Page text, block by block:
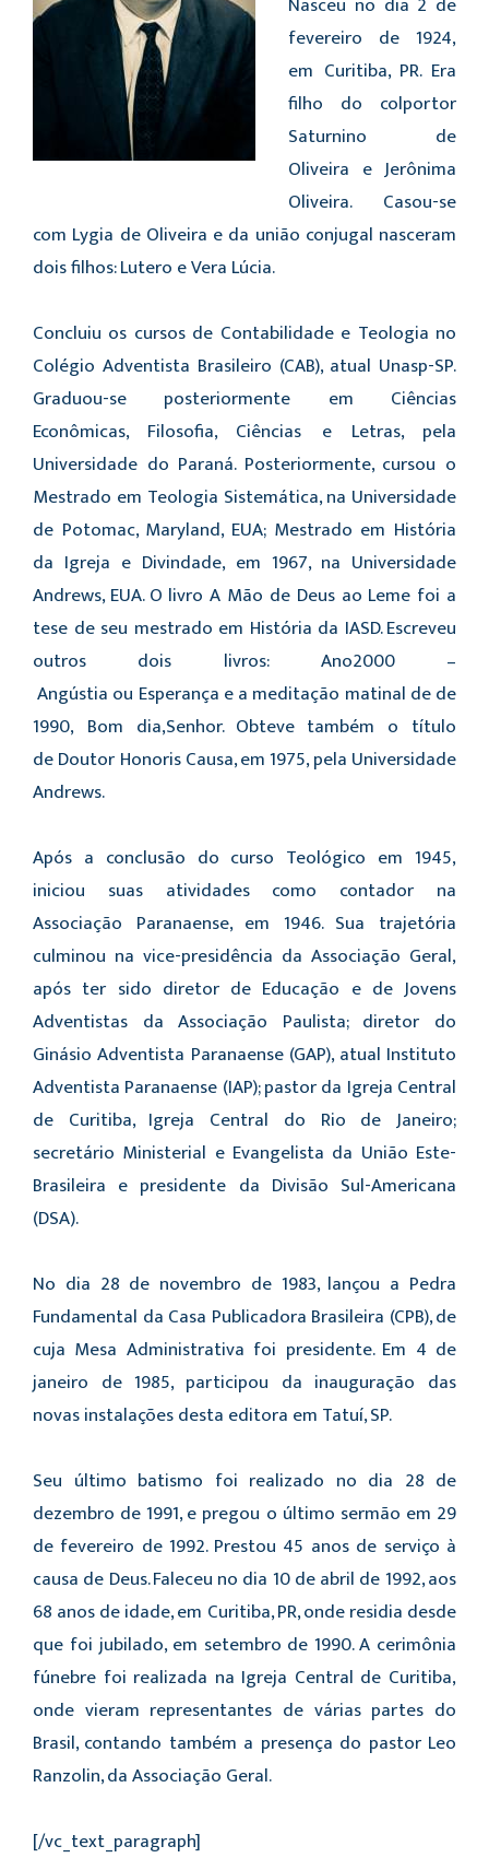
fevereiro de 1924,
em Curitiba, PR. Era
filho do colportor
Saturnino de
Oliveira e Jerônima
Oliveira. Casou-se
com Lygia de Oliveira e da união conjugal nasceram
dois filhos: Lutero e Vera Lúcia.
Concluiu os cursos de Contabilidade e Teologia no
Colégio Adventista Brasileiro (CAB), atual Unasp-SP.
Graduou-se posteriormente em Ciências
Econômicas, Filosofia, Ciências e Letras, pela
Universidade do Paraná. Posteriormente, cursou o
Mestrado em Teologia Sistemática, na Universidade
de Potomac, Maryland, EUA; Mestrado em História
da Igreja e Divindade, em 1967, na Universidade
Andrews, EUA. O livro A Mão de Deus ao Leme foi a
tese de seu mestrado em História da IASD. Escreveu
outros dois livros: Ano2000 –
Angústia ou Esperança e a meditação matinal de de
1990, Bom dia,Senhor. Obteve também o título
de Doutor Honoris Causa, em 1975, pela Universidade
Andrews.
Após a conclusão do curso Teológico em 1945,
iniciou suas atividades como contador na
Associação Paranaense, em 1946. Sua trajetória
culminou na vice-presidência da Associação Geral,
após ter sido diretor de Educação e de Jovens
Adventistas da Associação Paulista; diretor do
Ginásio Adventista Paranaense (GAP), atual Instituto
Adventista Paranaense (IAP); pastor da Igreja Central
de Curitiba, Igreja Central do Rio de Janeiro;
secretário Ministerial e Evangelista da União Este-
Brasileira e presidente da Divisão Sul-Americana
(DSA).
No dia 28 de novembro de 1983, lançou a Pedra
Fundamental da Casa Publicadora Brasileira (CPB), de
cuja Mesa Administrativa foi presidente. Em 4 de
janeiro de 1985, participou da inauguração das
novas instalações desta editora em Tatuí, SP.
Seu último batismo foi realizado no dia 28 de
dezembro de 1991, e pregou o último sermão em 29
de fevereiro de 1992. Prestou 45 anos de serviço à
causa de Deus. Faleceu no dia 10 de abril de 1992, aos
68 anos de idade, em Curitiba, PR, onde residia desde
que foi jubilado, em setembro de 1990. A cerimônia
fúnebre foi realizada na Igreja Central de Curitiba,
onde vieram representantes de várias partes do
Brasil, contando também a presença do pastor Leo
Ranzolin, da Associação Geral.
[/vc_text_paragraph]